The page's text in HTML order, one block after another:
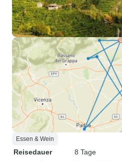
Essen & Wein
Reisedauer
8 Tage